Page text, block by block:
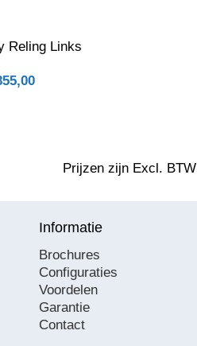
Reling Links
Prijzen zijn Excl. BTW
Informatie
Brochures
Configuraties
Voordelen
Garantie
Contact